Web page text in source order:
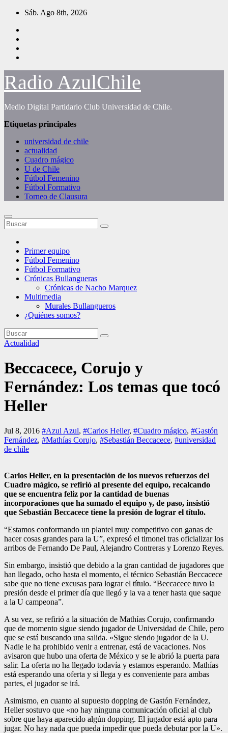
Saltar
contenido
Sáb. Ago 8th, 2026
Radio AzulChile
Medio Digital Partidario Club Universidad de Chile.
Etiquetas principales
universidad de chile
actualidad
Cuadro mágico
U de Chile
Fútbol Femenino
Fútbol Formativo
Torneo de Clausura
Primer equipo
Fútbol Femenino
Fútbol Formativo
Crónicas Bullangueras
Crónicas de Nacho Marquez
Multimedia
Murales Bullangueros
¿Quiénes somos?
Actualidad
Beccacece, Corujo y
Fernández: Los temas que tocó
Heller
Jul 8, 2016 #Azul Azul, #Carlos Heller, #Cuadro mágico, #Gastón
Fernández, #Mathías Corujo, #Sebastián Beccacece, #universidad
de chile
Carlos Heller, en la presentación de los nuevos refuerzos del
Cuadro mágico, se refirió al presente del equipo, recalcando
que se encuentra feliz por la cantidad de buenas
incorporaciones que ha sumado el equipo y, de paso, insistió
que Sebastián Beccacece tiene la presión de lograr el título.
“Estamos conformando un plantel muy competitivo con ganas de
hacer cosas grandes para la U”, expresó el timonel tras oficializar los
arribos de Fernando De Paul, Alejandro Contreras y Lorenzo Reyes.
Sin embargo, insistió que debido a la gran cantidad de jugadores que
han llegado, ocho hasta el momento, el técnico Sebastián Beccacece
sabe que no tiene excusas para lograr el título. “Beccacece tuvo la
presión desde el primer día que llegó y la va a tener hasta que saque
a la U campeona”.
A su vez, se refirió a la situación de Mathías Corujo, confirmando
que de momento sigue siendo jugador de Universidad de Chile, pero
que se está buscando una salida. «Sigue siendo jugador de la U.
Nadie le ha prohibido venir a entrenar, está de vacaciones. Nos
avisaron que hubo una oferta de México y se le abrió la puerta para
salir. La oferta no ha llegado todavía y estamos esperando. Mathías
está esperando una oferta y si llega y es conveniente para ambas
partes, el jugador se irá.
Asimismo, en cuanto al supuesto dopping de Gastón Fernández,
Heller sostuvo que «no hay ninguna comunicación oficial al club
sobre que haya aparecido algún dopping. El jugador está apto para
jugar. No hay nada que pueda impedir que pueda debutar por la U».